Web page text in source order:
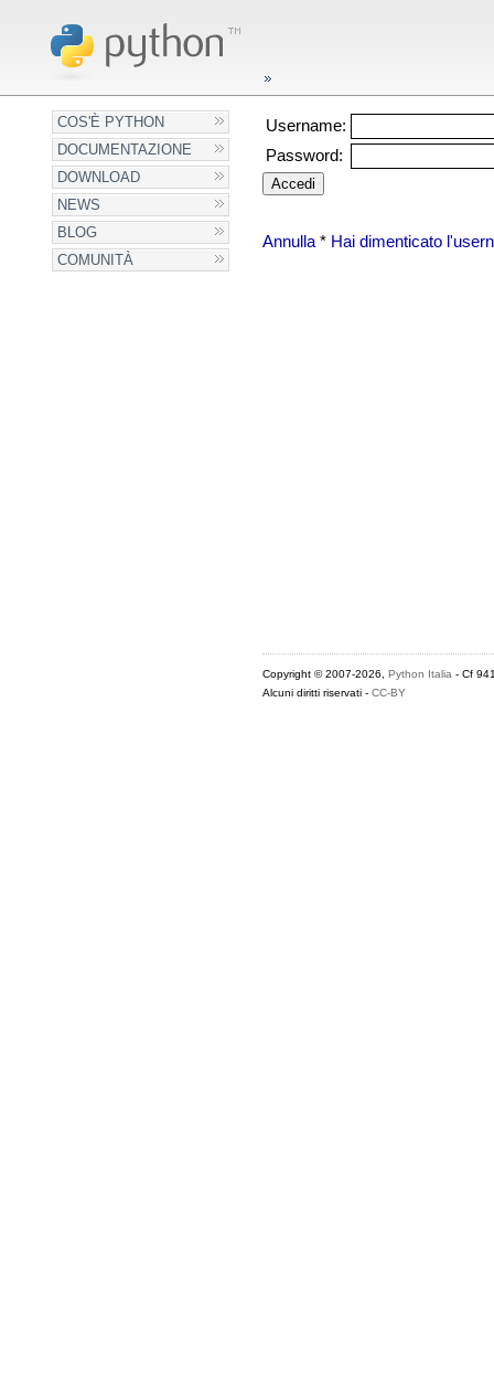
COS'È PYTHON
DOCUMENTAZIONE
DOWNLOAD
NEWS
BLOG
COMUNITÀ
Username:
Password:
Annulla* Hai dimenticato
Copyright © 2007-2026, Python Italia - Cf
Alcuni diritti riservati - CC-BY